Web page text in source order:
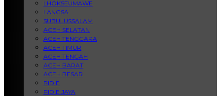
LHOKSEUMAWE
LANGSA
SUBULUSSALAM
ACEH SELATAN
ACEH TENGGARA
ACEH TIMUR
ACEH TENGAH
ACEH BARAT
ACEH BESAR
PIDIE
PIDIE JAYA